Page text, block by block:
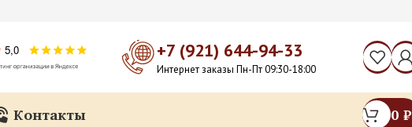
+7 (921) 644-94-33
Интернет заказы Пн-Пт 09:30-18:00
Контакты 0 ₽